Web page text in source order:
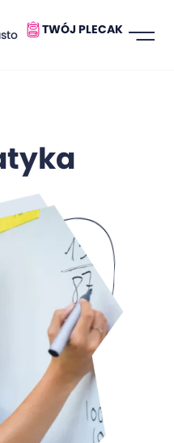
TWÓJ PLECAK